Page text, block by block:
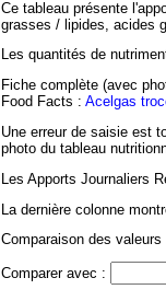
Ce tableau présente
grasses / lipides, acides
Les quantités de
Fiche complète (avec
Food Facts : Acelgas
Une erreur de saisie est
photo du tableau
Les Apports Journaliers
La dernière colonne
Comparaison des
Comparer avec :